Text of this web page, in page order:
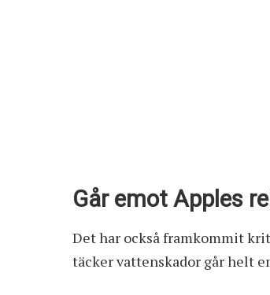
Går emot Apples
Det har också framkommit
täcker vattenskador går helt